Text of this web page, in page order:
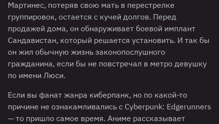
Мартинес, потеряв свою мать в перестрелке
группировок, остается с кучей долгов. Перед
продажей дома, он обнаруживает боевой имплант
Сандавистан, который решается установить. И так бы
он жил обычную жизнь законопослушного
гражданина, если бы не повстречал в метро девушку
по имени Люси.
Если вы фанат жанра киберпанк, но по какой-то
причине не ознакамливались с Cyberpunk: Edgerunners
— то пришло самое время. Аниме рассказывает